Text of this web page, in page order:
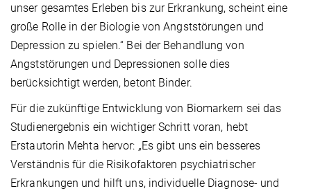
unser gesamtes Erleben bis zur Erkrankung, scheint eine
große Rolle in der Biologie von Angststörungen und
Depression zu spielen.“ Bei der Behandlung von
Angststörungen und Depressionen solle dies
berücksichtigt werden, betont Binder.
Für die zukünftige Entwicklung von Biomarkern sei das
Studienergebnis ein wichtiger Schritt voran, hebt
Erstautorin Mehta hervor: „Es gibt uns ein besseres
Verständnis für die Risikofaktoren psychiatrischer
Erkrankungen und hilft uns, individuelle Diagnose- und